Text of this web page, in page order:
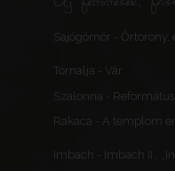
Sajógömör - Őrtorony,
Tornalja - Vár
Szalonna -
Rakaca - A templom
Imbach - Imbach II.,